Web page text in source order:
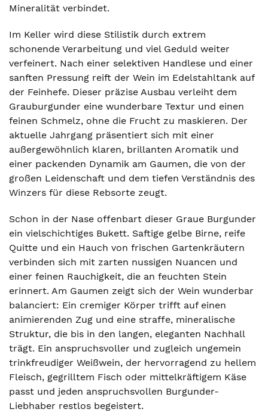
Mineralität verbindet.
Im Keller wird diese Stilistik durch extrem
schonende Verarbeitung und viel Geduld weiter
verfeinert. Nach einer selektiven Handlese und einer
sanften Pressung reift der Wein im Edelstahltank auf
der Feinhefe. Dieser präzise Ausbau verleiht dem
Grauburgunder eine wunderbare Textur und einen
feinen Schmelz, ohne die Frucht zu maskieren. Der
aktuelle Jahrgang präsentiert sich mit einer
außergewöhnlich klaren, brillanten Aromatik und
einer packenden Dynamik am Gaumen, die von der
großen Leidenschaft und dem tiefen Verständnis des
Winzers für diese Rebsorte zeugt.
Schon in der Nase offenbart dieser Graue Burgunder
ein vielschichtiges Bukett. Saftige gelbe Birne, reife
Quitte und ein Hauch von frischen Gartenkräutern
verbinden sich mit zarten nussigen Nuancen und
einer feinen Rauchigkeit, die an feuchten Stein
erinnert. Am Gaumen zeigt sich der Wein wunderbar
balanciert: Ein cremiger Körper trifft auf einen
animierenden Zug und eine straffe, mineralische
Struktur, die bis in den langen, eleganten Nachhall
trägt. Ein anspruchsvoller und zugleich ungemein
trinkfreudiger Weißwein, der hervorragend zu hellem
Fleisch, gegrilltem Fisch oder mittelkräftigem Käse
passt und jeden anspruchsvollen Burgunder-
Liebhaber restlos begeistert.